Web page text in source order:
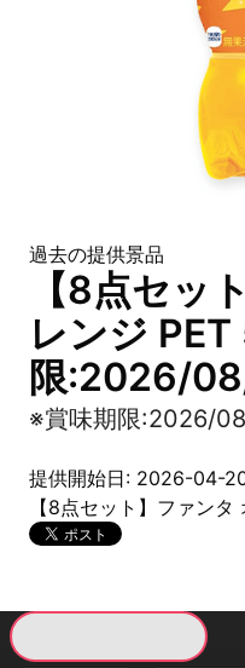
過去の提供景品
【8点セッ
レンジ
限:2026/
※賞味期限:2026/
提供開始日: 2026-04-
【8点セット】ファン